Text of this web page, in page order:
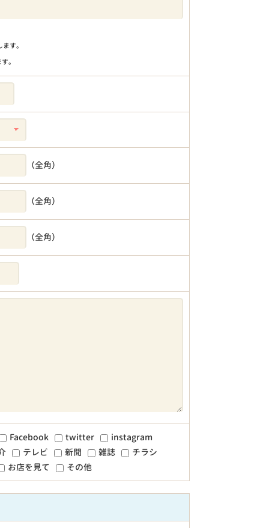
す。
。
（全角）
（全角）
（全角）
Facebook twitter
instagram
テレビ 新聞 雑誌
チラシ
お店を見て
その他